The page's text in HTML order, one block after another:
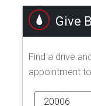
Give
Find a drive
appointment